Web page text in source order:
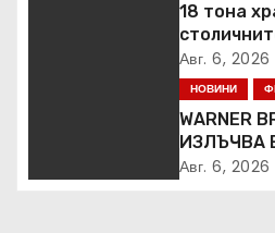
18 тона
Kaufland
Авг. 6, 2026
НОВИНИ
WARNER
ИЗЛЪЧВА
Авг. 6, 2026